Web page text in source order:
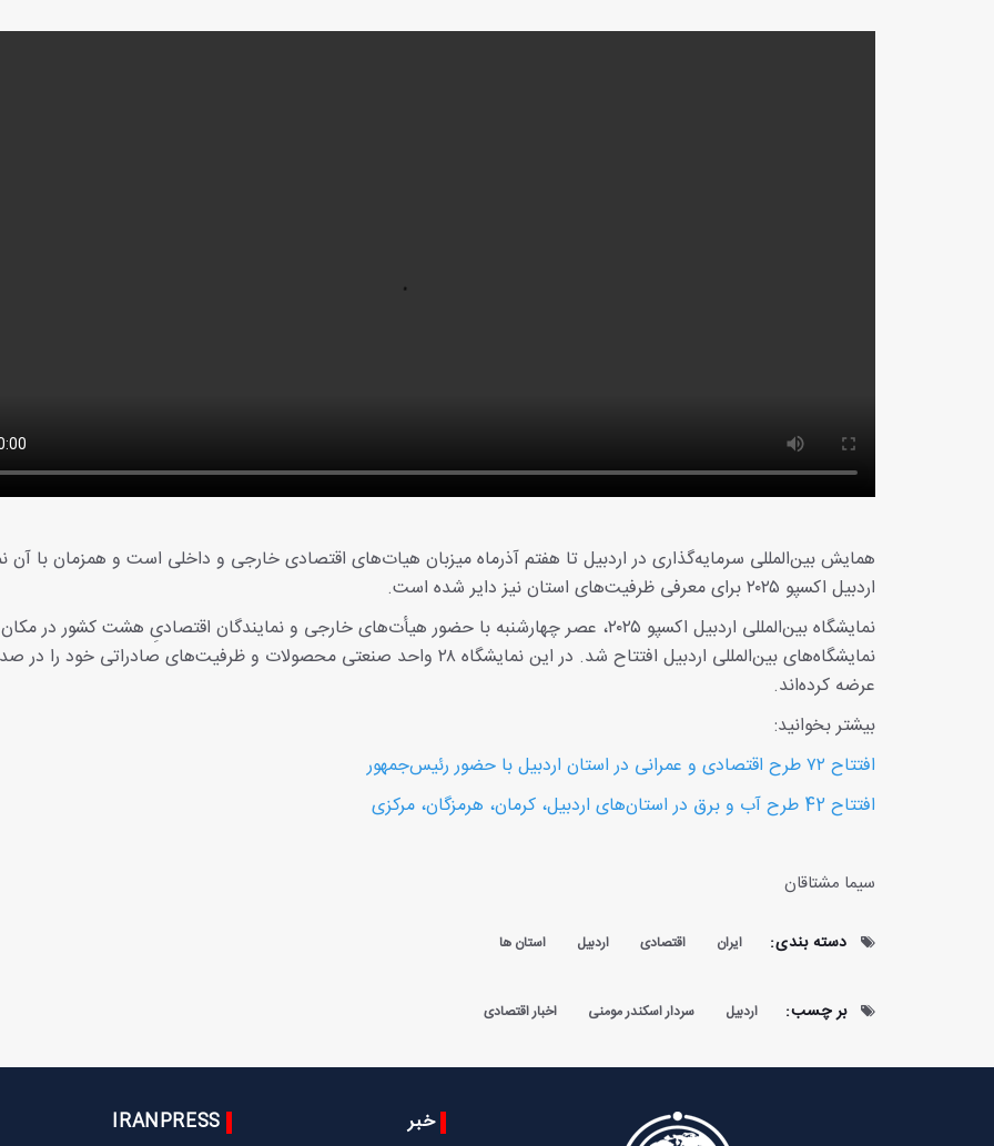
همایش بین‌المللی سرمایه‌گذاری در اردبیل تا هفتم آذرماه میزبان هیات‌های اقتصادی خارجی و داخلی است و همزمان با آن
اردبیل اکسپو ۲۰۲۵ برای معرفی ظرفیت‌های استان نیز دایر شده است.
نمایشگاه بین‌المللی اردبیل اکسپو ۲۰۲۵، عصر چهارشنبه با حضور هیأت‌های خارجی و نمایندگان اقتصادیِ هشت کشور در
نمایشگاه‌های بین‌المللی اردبیل افتتاح شد. در این نمایشگاه ۲۸ واحد صنعتی محصولات و ظرفیت‌های صادراتی خود
عرضه کرده‌اند.
بیشتر بخوانید:
افتتاح ۷۲ طرح اقتصادی و عمرانی در استان اردبیل با حضور رئیس‌جمهور
افتتاح 42 طرح آب و برق در استان‌های اردبیل، کرمان، هرمزگان، مرکزی
سیما مشتاقان
دسته بندی: ایران اقتصادی اردبیل استان ها
بر چسب: اردبیل سردار اسکندر مومنی اخبار اقتصادی
خبر IRANPRESS